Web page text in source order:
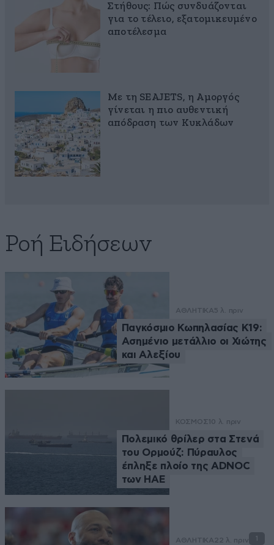
Στήθους: Πώς συνδυάζονται
για το τέλειο, εξατομικευμένο
αποτέλεσμα
Με τη SEAJETS, η Αμοργός
γίνεται η πιο αυθεντική
απόδραση των Κυκλάδων
Ροή Ειδήσεων
ΑΘΛΗΤΙΚΑ5 λ. πριν
Παγκόσμιο Κωπηλασίας Κ19:
Ασημένιο μετάλλιο οι Χιώτης
και Αλεξίου
ΚΟΣΜΟΣ 10 λ. πριν
Πολεμικό θρίλερ στα Στενά
του Ορμούζ: Πύραυλος
έπληξε πλοίο της ADNOC
των ΗΑΕ
ΑΘΛΗΤΙΚΑ22 λ. πριν 1